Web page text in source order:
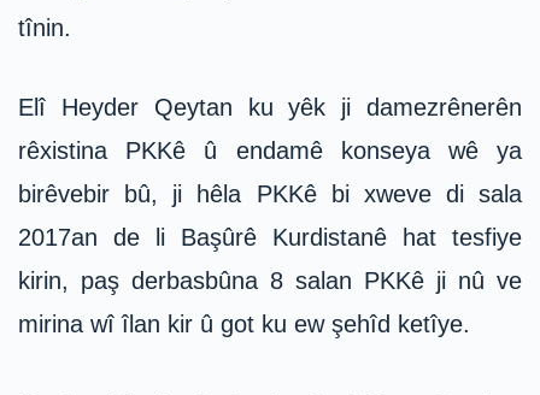
tînin.
Elî Heyder Qeytan ku yêk ji damezrênerên
rêxistina PKKê û endamê konseya wê ya
birêvebir bû, ji hêla PKKê bi xweve di sala
2017an de li Başûrê Kurdistanê hat tesfiye
kirin, paş derbasbûna 8 salan PKKê ji nû ve
mirina wî îlan kir û got ku ew şehîd ketîye.